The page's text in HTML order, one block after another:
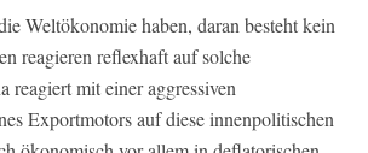
Weltökonomie haben, daran besteht kein
reagieren reflexhaft auf solche
mit einer aggressiven
Exportmotors auf diese innenpolitischen